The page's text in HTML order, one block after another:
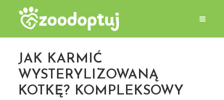
JAK KARMIĆ
WYSTERYLIZOWANĄ
KOTKĘ? KOMPLEKSOWY